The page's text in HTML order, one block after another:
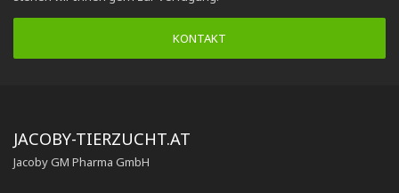
KONTAKT
JACOBY-TIERZUCHT.AT
Jacoby GM Pharma GmbH